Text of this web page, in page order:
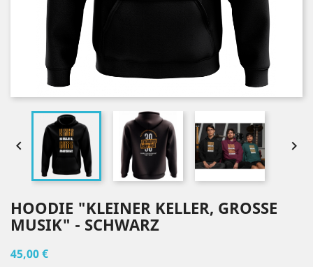
 
HOODIE "KLEINER KELLER, GROSSE M
USIK" - SCHWARZ
45,00 €